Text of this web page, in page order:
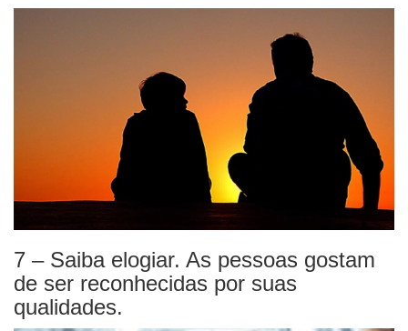
7 – Saiba elogiar. As pessoas gostam
de ser reconhecidas por suas
qualidades.